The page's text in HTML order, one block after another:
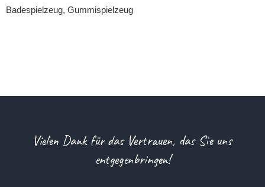
Badespielzeug, Gummispielzeug
Vielen Dank für das Vertrauen, das Sie uns
entgegenbringen!